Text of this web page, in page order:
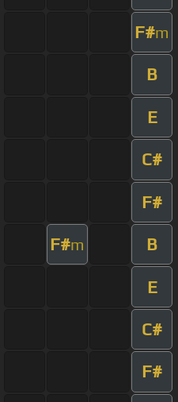
F#m
B
E
C#
F#
F#m B
E
C#
F#